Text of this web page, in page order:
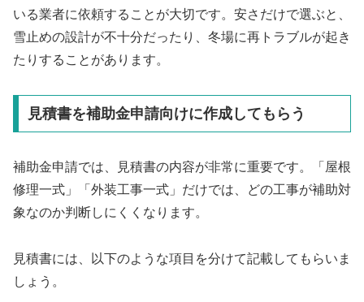
いる業者に依頼することが大切です。安さだけで選ぶと、
雪止めの設計が不十分だったり、冬場に再トラブルが起き
たりすることがあります。
見積書を補助金申請向けに作成してもらう
補助金申請では、見積書の内容が非常に重要です。「屋根
修理一式」「外装工事一式」だけでは、どの工事が補助対
象なのか判断しにくくなります。
見積書には、以下のような項目を分けて記載してもらいま
しょう。